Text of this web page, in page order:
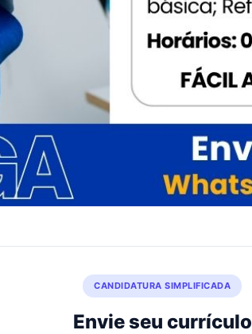
CANDIDATURA SIMPLIFICADA
Envie seu currículo